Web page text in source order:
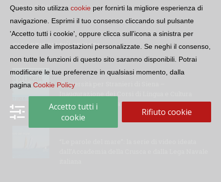
cultura italiana
GLI ARTICOLI PIÙ SEGUITI
Università per Stranieri di Siena –
Italiana, 109a annata
Questo sito utilizza cookie per fornirti la migliore esperienza di
navigazione. Esprimi il tuo consenso cliccando sul pulsante
'Accetto tutti i cookie', oppure clicca sull'icona a sinistra per
accedere alle impostazioni personalizzate. Se neghi il consenso,
non tutte le funzioni di questo sito saranno disponibili. Potrai
modificare le tue preferenze in qualsiasi momento, dalla
pagina Cookie Policy
Accetto tutti i
cookie
Rifiuto cookie